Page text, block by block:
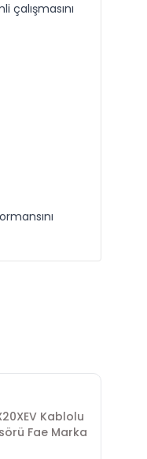
Kablolu
Fae Marka